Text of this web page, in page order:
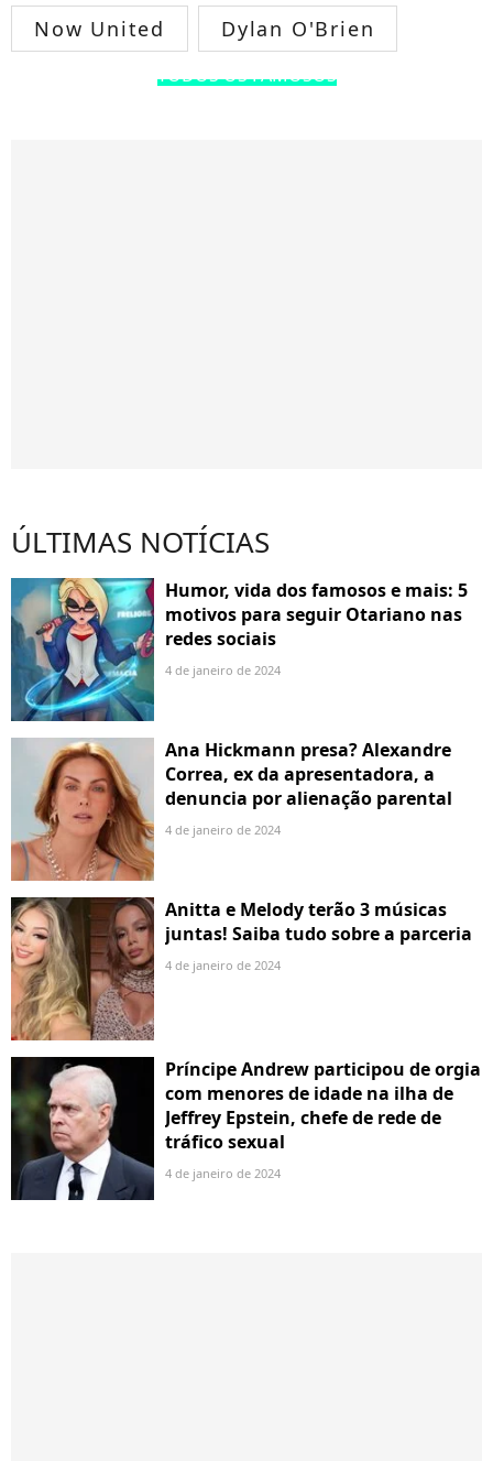
Now United Dylan O'Brien
TODOS OS FAMOSOS
ÚLTIMAS NOTÍCIAS
Humor, vida dos famosos e mais: 5
motivos para seguir Otariano nas
redes sociais
4 de janeiro de 2024
Ana Hickmann presa? Alexandre
Correa, ex da apresentadora, a
denuncia por alienação parental
4 de janeiro de 2024
Anitta e Melody terão 3 músicas
juntas! Saiba tudo sobre a parceria
4 de janeiro de 2024
Príncipe Andrew participou de orgia
com menores de idade na ilha de
Jeffrey Epstein, chefe de rede de
tráfico sexual
4 de janeiro de 2024